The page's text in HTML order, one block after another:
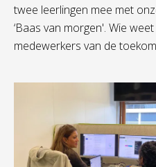
twee leerlingen mee met
‘Baas van morgen'. Wie
medewerkers van de